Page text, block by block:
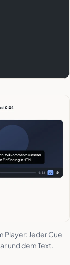
Player: Jeder Cue
und dem Text.